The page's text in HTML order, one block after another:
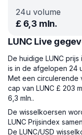
24u volume
£ 6,3 mln.
LUNC Live
De huidige LUNC
is in de afgelopen 24
Met een circulerende
cap van LUNC £ 203
6,3 mln..
De wisselkoersen
LUNC Prijsindex
De LUNC/USD